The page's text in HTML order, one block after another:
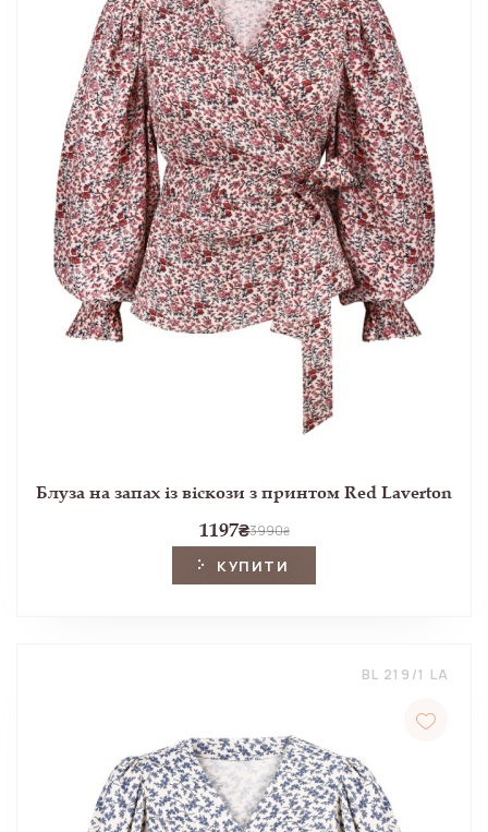
Блуза на запах із віскози з принтом Red Laverton
1197₴3990₴
КУПИТИ
BL 219/1 LA